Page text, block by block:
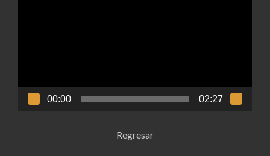
00:00 02:27
Regresar